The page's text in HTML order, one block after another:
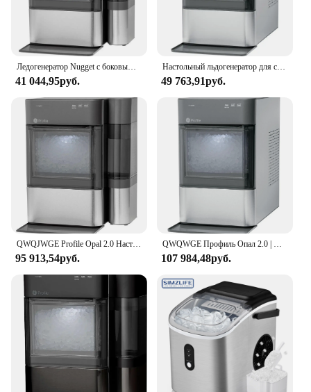
41 044,95руб.
Настольный льдогенератор для самородок, совок в комплекте, 38 фунтов за 24 часа, пеллетовый льдогенератор с Wi-Fi и интеллектуальным подключением, нержавеющая сталь
49 763,91руб.
95 913,54руб. 107 984,48руб.